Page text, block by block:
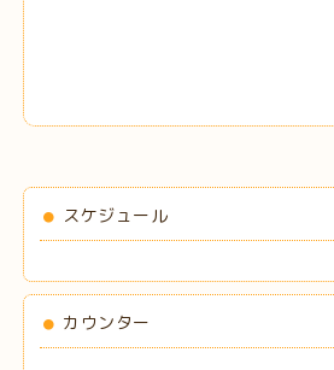
スケジュール
カウンター